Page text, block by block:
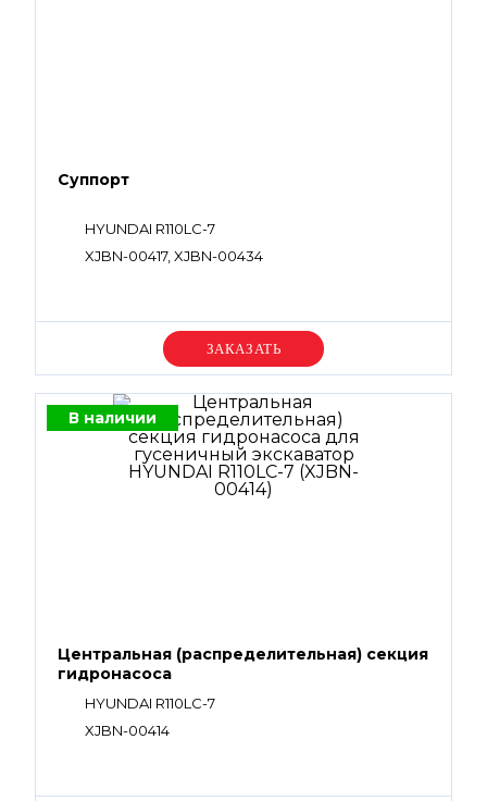
Суппорт
HYUNDAI R110LC-7
XJBN-00417, XJBN-00434
Уточняйте цену
В наличии
Центральная (распределительная) секция
гидронасоса
HYUNDAI R110LC-7
XJBN-00414